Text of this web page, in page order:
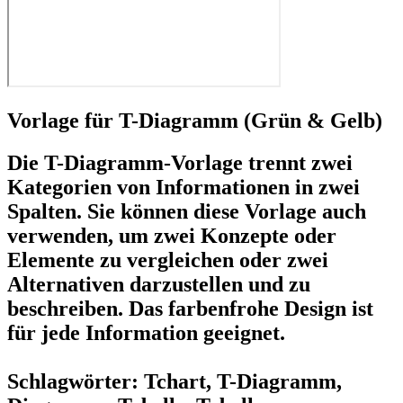
Vorlage für T-Diagramm (Grün & Gelb)
Die T-Diagramm-Vorlage trennt zwei
Kategorien von Informationen in zwei
Spalten. Sie können diese Vorlage auch
verwenden, um zwei Konzepte oder
Elemente zu vergleichen oder zwei
Alternativen darzustellen und zu
beschreiben. Das farbenfrohe Design ist
für jede Information geeignet.
Schlagwörter: Tchart, T-Diagramm,